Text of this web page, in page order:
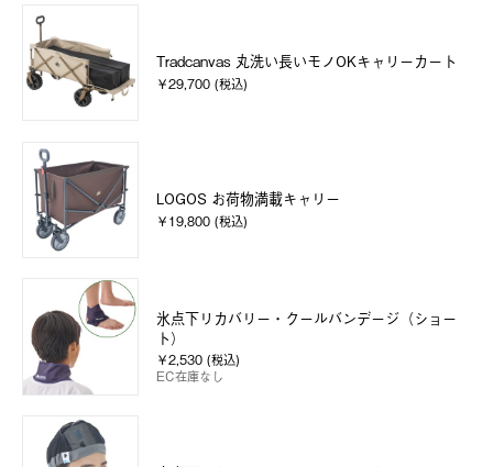
Tradcanvas 丸洗い長いモノOKキャリーカート
￥29,700 (税込)
LOGOS お荷物満載キャリー
￥19,800 (税込)
氷点下リカバリー・クールバンデージ（ショー
ト）
￥2,530 (税込)
EC在庫なし